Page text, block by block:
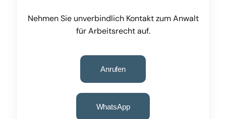
Nehmen Sie unverbindlich Kontakt zum Anwalt
für Arbeitsrecht auf.
Anrufen
WhatsApp